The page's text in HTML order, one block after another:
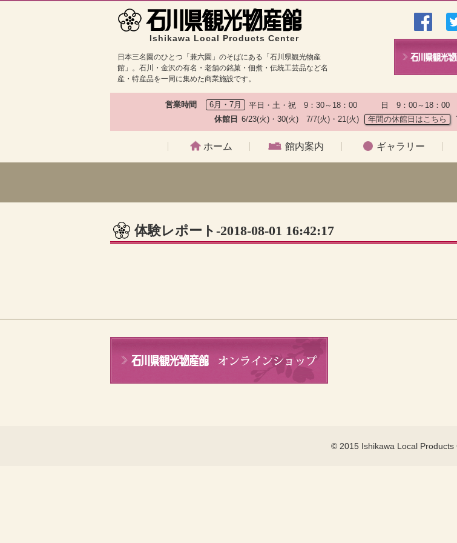
Ishikawa Local Products Center
日本三名園のひとつ「兼六園」のそばにある「石川県観光物産
館」。石川・金沢の有名・老舗の銘菓・佃煮・伝統工芸品など名
産・特産品を一同に集めた商業施設です。
営業時間 6月・7月 平日・土・祝　9：30～18：00　　　日　9：00～18：
休館日 6/23(火)・30(火)　7/7(火)・21(火) 年間の休館日はこちら
ホーム 館内案内 ギャラリー
体験レポート-2018-08-01 16:42:17
© 2015 Ishikawa Local Products